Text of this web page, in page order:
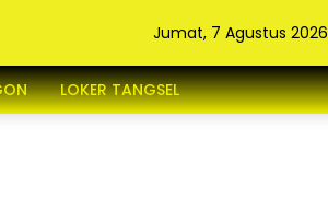
Jumat, 7 Agustus 2026
LOKER TANGSEL